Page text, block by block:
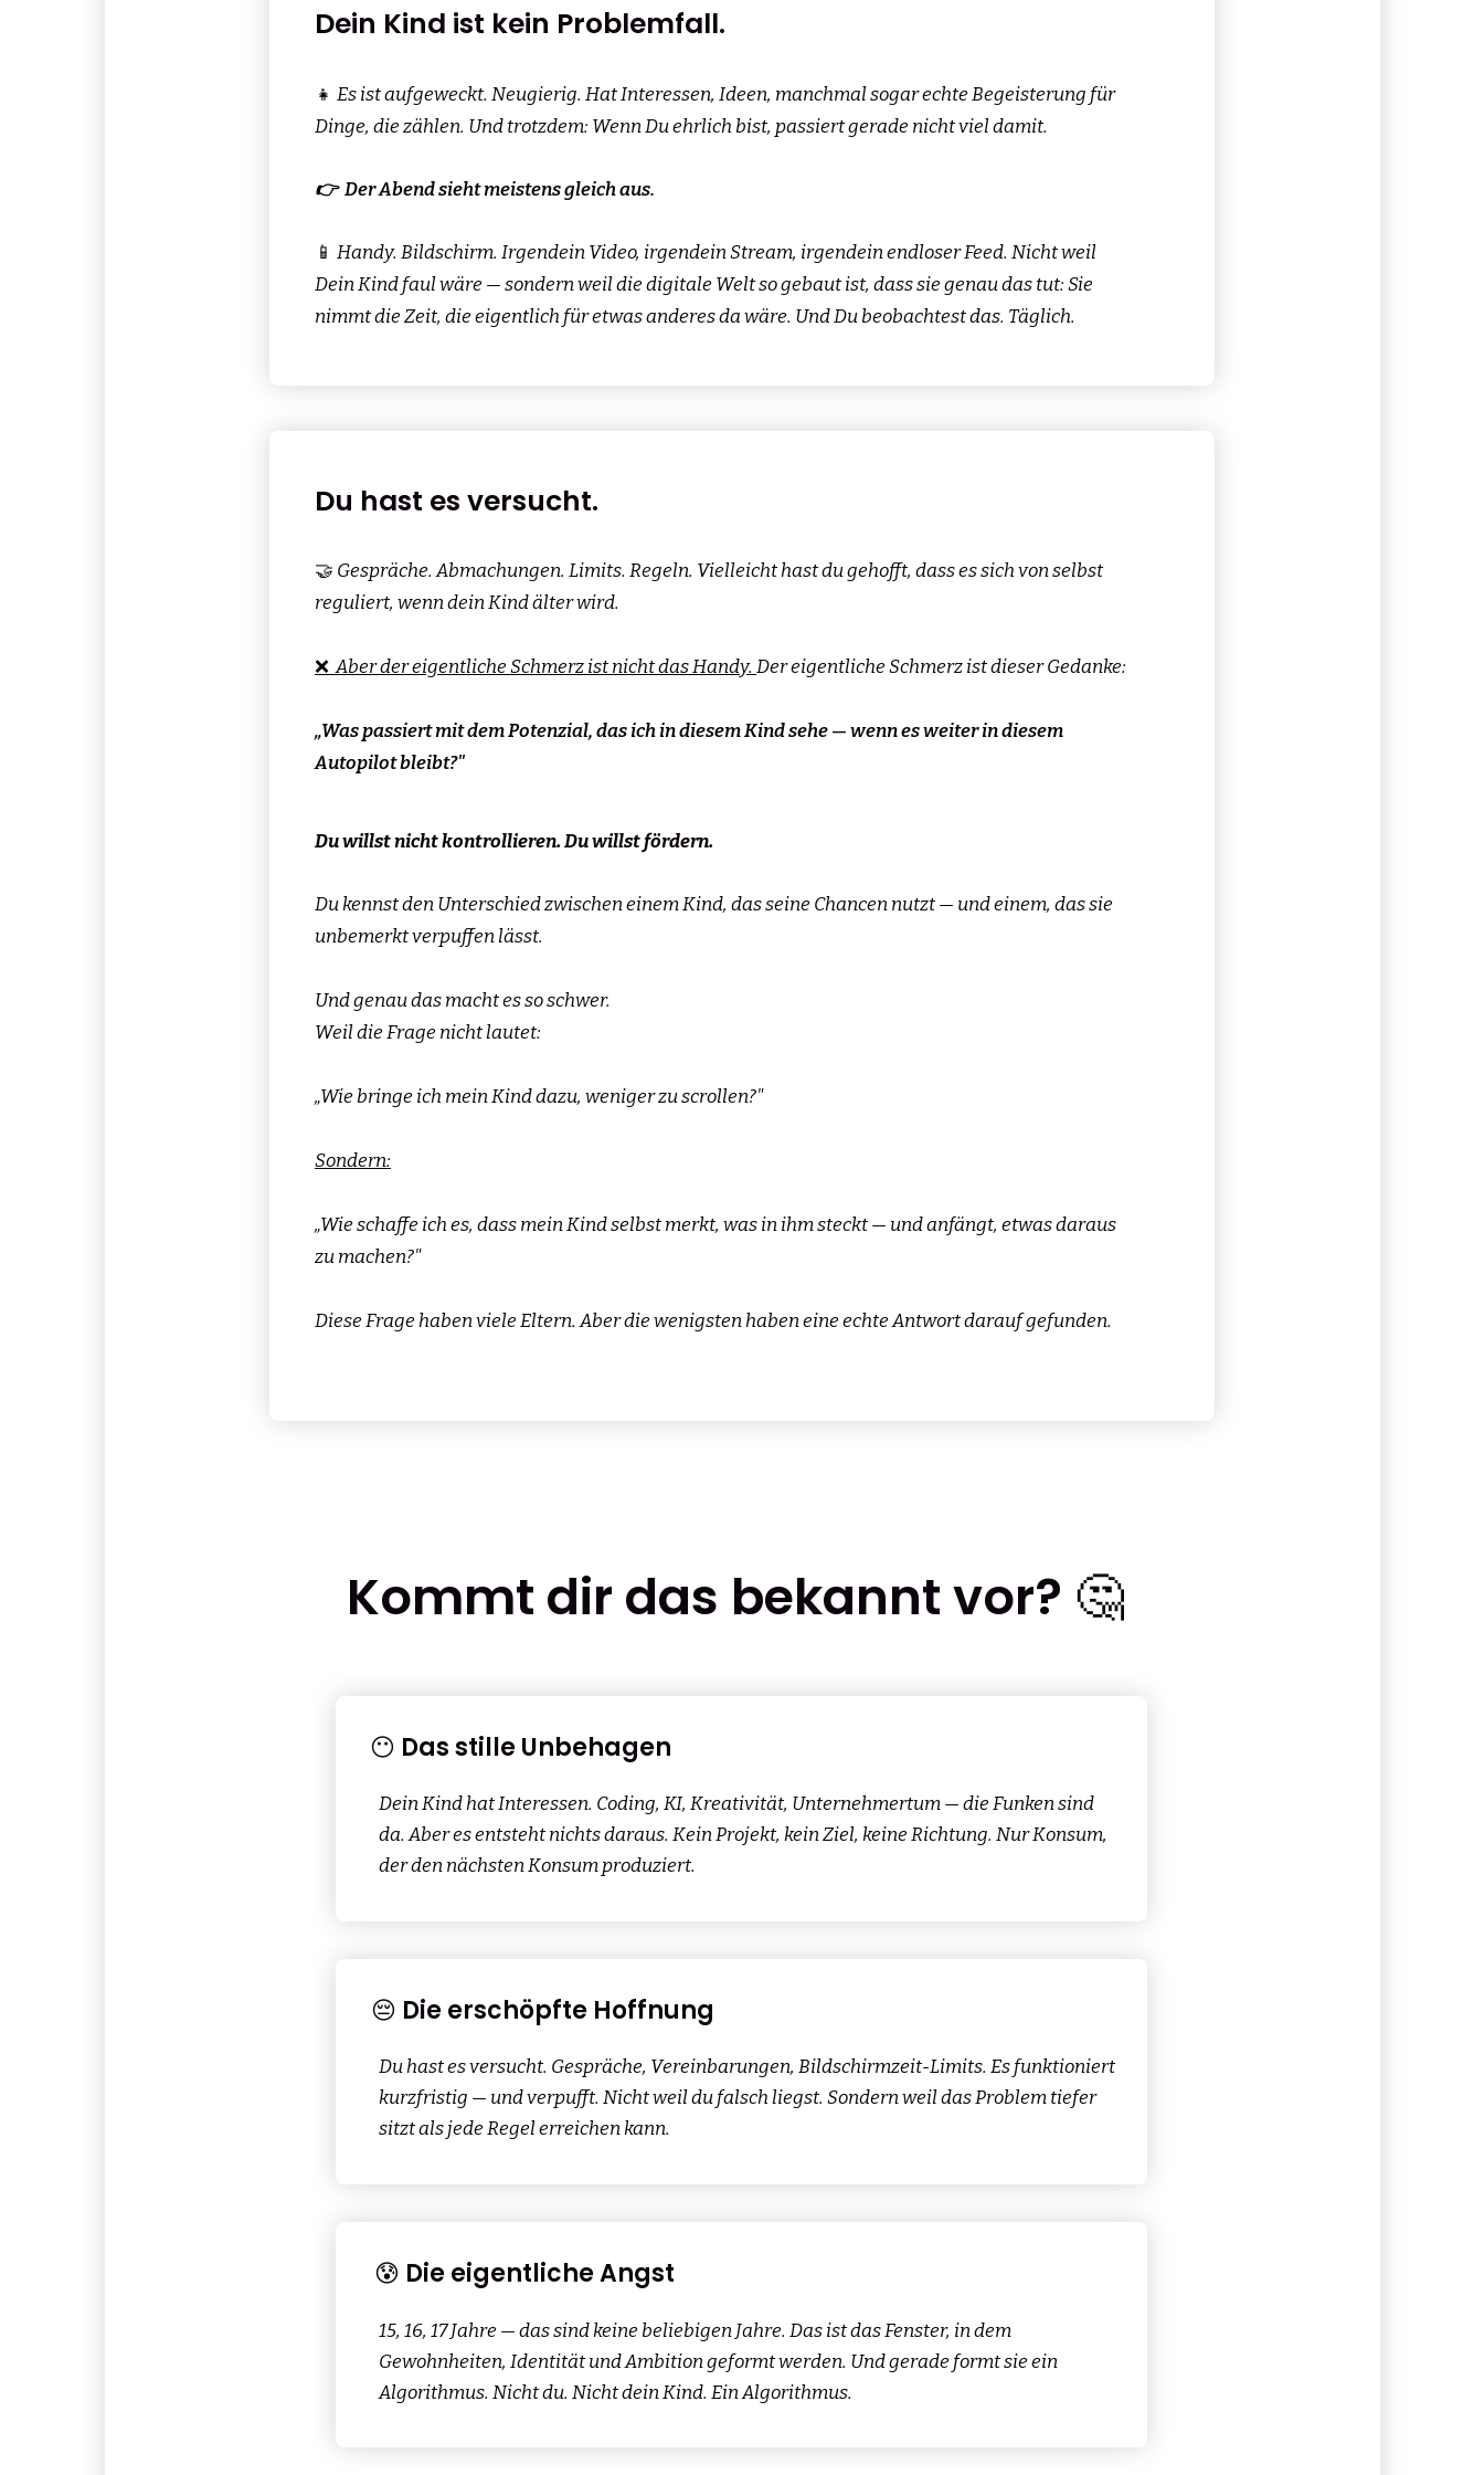
Dein Kind ist kein Problemfall.
👧 Es ist aufgeweckt. Neugierig. Hat Interessen, Ideen, manchmal sogar echte Begeisterung für
Dinge, die zählen. Und trotzdem: Wenn Du ehrlich bist, passiert gerade nicht viel damit.
👉 Der Abend sieht meistens gleich aus.
📱 Handy. Bildschirm. Irgendein Video, irgendein Stream, irgendein endloser Feed. Nicht weil
Dein Kind faul wäre — sondern weil die digitale Welt so gebaut ist, dass sie genau das tut: Sie
nimmt die Zeit, die eigentlich für etwas anderes da wäre. Und Du beobachtest das. Täglich.
Du hast es versucht.
🤝 Gespräche. Abmachungen. Limits. Regeln. Vielleicht hast du gehofft, dass es sich von selbst
reguliert, wenn dein Kind älter wird.
❌ Aber der eigentliche Schmerz ist nicht das Handy. Der eigentliche Schmerz ist dieser Gedanke:
„Was passiert mit dem Potenzial, das ich in diesem Kind sehe — wenn es weiter in diesem
Autopilot bleibt?"
Du willst nicht kontrollieren. Du willst fördern.
Du kennst den Unterschied zwischen einem Kind, das seine Chancen nutzt — und einem, das sie
unbemerkt verpuffen lässt.
Und genau das macht es so schwer.
Weil die Frage nicht lautet:
„Wie bringe ich mein Kind dazu, weniger zu scrollen?"
Sondern:
„Wie schaffe ich es, dass mein Kind selbst merkt, was in ihm steckt — und anfängt, etwas daraus
zu machen?"
Diese Frage haben viele Eltern. Aber die wenigsten haben eine echte Antwort darauf gefunden.
Kommt dir das bekannt vor? 🤔
😶 Das stille Unbehagen
Dein Kind hat Interessen. Coding, KI, Kreativität, Unternehmertum — die Funken sind
da. Aber es entsteht nichts daraus. Kein Projekt, kein Ziel, keine Richtung. Nur Konsum,
der den nächsten Konsum produziert.
😔 Die erschöpfte Hoffnung
Du hast es versucht. Gespräche, Vereinbarungen, Bildschirmzeit-Limits. Es funktioniert
kurzfristig — und verpufft. Nicht weil du falsch liegst. Sondern weil das Problem tiefer
sitzt als jede Regel erreichen kann.
😰 Die eigentliche Angst
15, 16, 17 Jahre — das sind keine beliebigen Jahre. Das ist das Fenster, in dem
Gewohnheiten, Identität und Ambition geformt werden. Und gerade formt sie ein
Algorithmus. Nicht du. Nicht dein Kind. Ein Algorithmus.